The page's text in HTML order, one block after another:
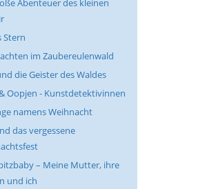
Abenteuer des kleinen
Stern
im Zaubereulenwald
die Geister des Waldes
& Oopjen - Kunstdetektivinnen
namens Weihnacht
das vergessene
– Meine Mutter, ihre
und ich